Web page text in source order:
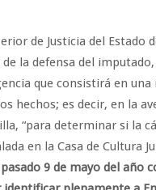
de Justicia del Estado
la defensa del
que consistirá en
hechos; es decir, en la
“para determinar si la
en la Casa de Cultura
9 de mayo del año